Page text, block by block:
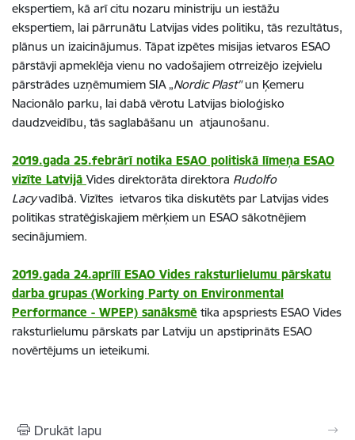
ekspertiem, kā arī citu nozaru ministriju un iestāžu
ekspertiem, lai pārrunātu Latvijas vides politiku, tās rezultātus,
plānus un izaicinājumus. Tāpat izpētes misijas ietvaros ESAO
pārstāvji apmeklēja vienu no vadošajiem otrreizējo izejvielu
pārstrādes uzņēmumiem SIA „Nordic Plast"un Ķemeru
Nacionālo parku, lai dabā vērotu Latvijas bioloģisko
daudzveidību, tās saglabāšanu un atjaunošanu.
2019.gada 25.febrārī notika ESAO politiskā līmeņa ESAO
vizīte Latvijā Vides direktorāta direktora Rudolfo
Lacyvadībā. Vizītes ietvaros tika diskutēts par Latvijas vides
politikas stratēģiskajiem mērķiem un ESAO sākotnējiem
secinājumiem.
2019.gada 24.aprīlī ESAO Vides raksturlielumu pārskatu
darba grupas (Working Party on Environmental
Performance - WPEP) sanāksmē tika apspriests ESAO Vides
raksturlielumu pārskats par Latviju un apstiprināts ESAO
novērtējums un ieteikumi.
Drukāt lapu